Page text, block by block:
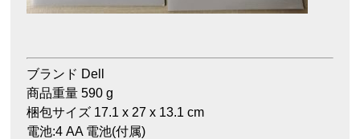
ブランド Dell
商品重量 590 g
梱包サイズ 17.1 x 27 x 13.1 cm
電池:4 AA 電池(付属)